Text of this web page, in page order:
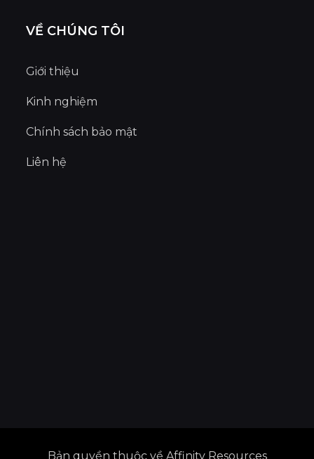
VỀ CHÚNG TÔI
Giới thiệu
Kinh nghiệm
Chính sách bảo mật
Liên hệ
Bản quyền thuộc về Affinity Resources